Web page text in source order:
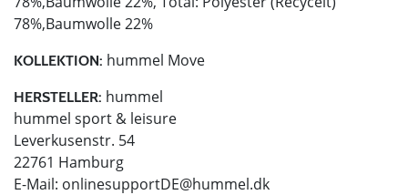
78%,Baumwolle 22%
KOLLEKTION: hummel Move
HERSTELLER: hummel
hummel sport & leisure
Leverkusenstr. 54
22761 Hamburg
E-Mail: onlinesupportDE@hummel.dk